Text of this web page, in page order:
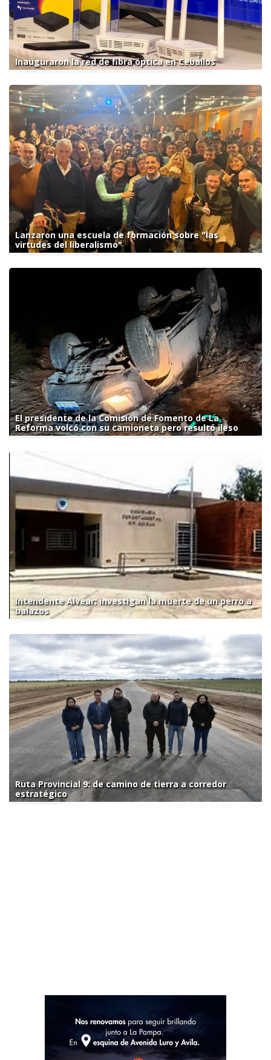
Inauguraron la red de fibra óptica en Ceballos
Lanzaron una escuela de formación sobre "las
virtudes del liberalismo"
El presidente de la Comisión de Fomento de La
Reforma volcó con su camioneta pero resultó ileso
Intendente Alvear: investigan la muerte de un perro a
balazos
Ruta Provincial 9: de camino de tierra a corredor
estratégico